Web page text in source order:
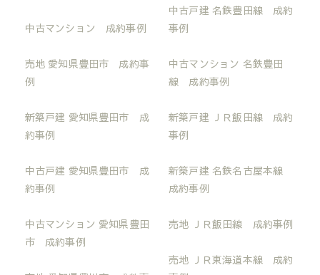
中古マンション 成約事例
売地 愛知県豊田市 成約事
例
新築戸建 愛知県豊田市 成
約事例
中古戸建 愛知県豊田市 成
約事例
中古マンション 愛知県豊田
市 成約事例
中古戸建 名鉄豊田線 成約
事例
中古マンション 名鉄豊田
線 成約事例
新築戸建 ＪＲ飯田線 成約
事例
新築戸建 名鉄名古屋本線
成約事例
売地 ＪＲ飯田線 成約事例
売地 ＪＲ東海道本線 成約